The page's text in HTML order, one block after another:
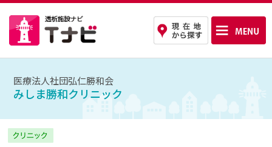
医療法人社団弘仁勝和会
みしま勝和クリニック